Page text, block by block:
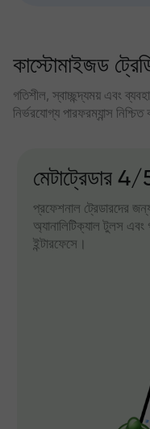
কাস্টোমাইজড
গতিশীল, স্বাচ্ছন্দ্যময় এবং
নির্ভরযোগ্য পারফরম্যান্স নিশ্চিত
মেটাট্রেডার 4/
প্রফেশনাল ট্রেডারদের
অ্যানালিটিক্যাল টুলস
ইন্টারফেসে।